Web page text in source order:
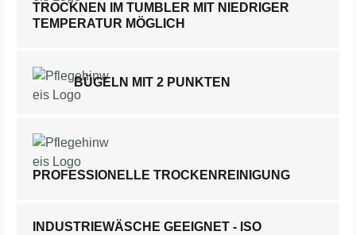
TROCKNEN IM TUMBLER MIT NIEDRIGER
TEMPERATUR MÖGLICH
BÜGELN MIT 2 PUNKTEN
PROFESSIONELLE TROCKENREINIGUNG
INDUSTRIEWÄSCHE GEEIGNET - ISO